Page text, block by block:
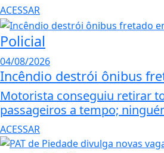
ACESSAR
Policial
04/08/2026
Incêndio destrói ônibus
Motorista conseguiu retirar
passageiros a tempo;
ACESSAR